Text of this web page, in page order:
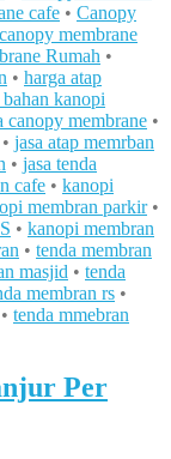
cafe • Canopy
canopy membrane
Rumah •
• harga atap
kanopi
canopy membrane •
• jasa atap memrban
• jasa tenda
cafe • kanopi
membran parkir•
• kanopi membran
• tenda membran
masjid • tenda
membran rs •
• tenda mmebran
Per